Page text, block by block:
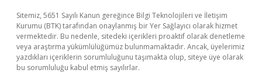
Sitemiz, 5651 Sayılı Kanun gereğince Bilgi Teknolojileri ve İletişim
Kurumu (BTK) tarafından onaylanmış bir Yer Sağlayıcı olarak hizmet
vermektedir. Bu nedenle, sitedeki içerikleri proaktif olarak denetleme
veya araştırma yükümlülüğümüz bulunmamaktadır. Ancak, üyelerimiz
yazdıkları içeriklerin sorumluluğunu taşımakta olup, siteye üye olarak
bu sorumluluğu kabul etmiş sayılırlar.